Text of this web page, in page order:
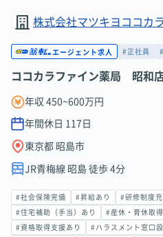
株式会社マツキヨココカ
エージェント求人 #正社員
ココカラファイン薬局 昭和
年収 450~600万円
年間休日 117 日
東京都 昭島市
JR青梅線 昭島 徒歩 4分
#社会保険完備 #昇給あり #研修制度
#住宅補助（手当）あり #産休・育休取
#資格取得支援あり #ハラスメント窓口